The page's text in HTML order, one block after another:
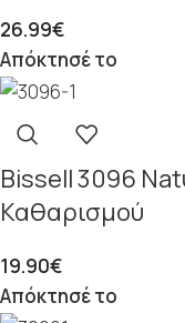
26.99€
Απόκτησέ το
Bissell 3096
Καθαρισμού
19.90€
Απόκτησέ το